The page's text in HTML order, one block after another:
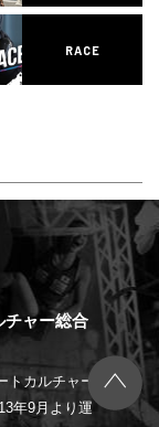
RACE
チャー総合
カルチャー
年9月より運